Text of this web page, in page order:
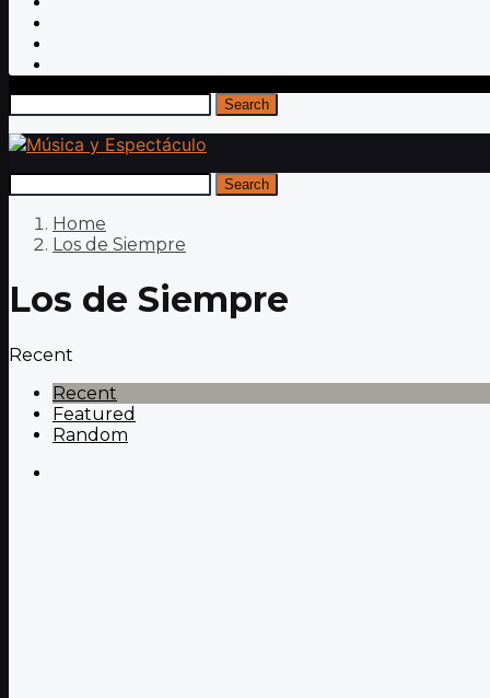
Search
Search
Home
Los de Siempre
Los de Siempre
Recent
Recent
Featured
Random